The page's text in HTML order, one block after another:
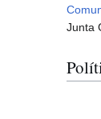
Junta